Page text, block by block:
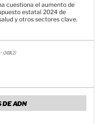
cuestiona el aumento de
estatal 2024 de
y otros sectores clave.
(MR2)
DE ADN